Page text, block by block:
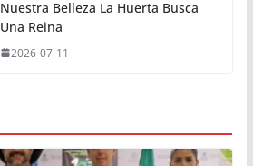
Nuestra Belleza La Huerta Busca
Una Reina
2026-07-11